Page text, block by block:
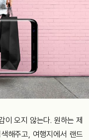
이 오지 않는다. 원하는 제
해주고, 여행지에서 랜드